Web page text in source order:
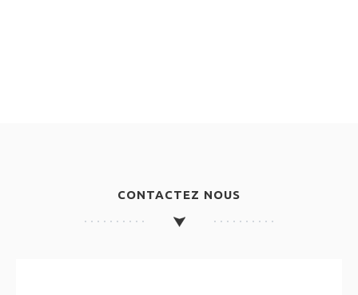
CONTACTEZ NOUS